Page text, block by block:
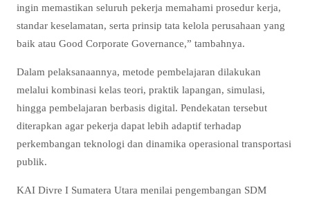
ingin memastikan seluruh pekerja memahami prosedur kerja,
standar keselamatan, serta prinsip tata kelola perusahaan yang
baik atau Good Corporate Governance,” tambahnya.
Dalam pelaksanaannya, metode pembelajaran dilakukan
melalui kombinasi kelas teori, praktik lapangan, simulasi,
hingga pembelajaran berbasis digital. Pendekatan tersebut
diterapkan agar pekerja dapat lebih adaptif terhadap
perkembangan teknologi dan dinamika operasional transportasi
publik.
KAI Divre I Sumatera Utara menilai pengembangan SDM